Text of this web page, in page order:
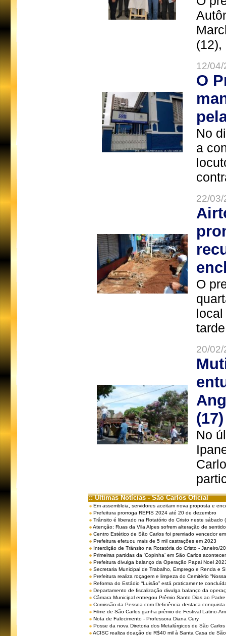
(12),
12/
O
No
a
22/
O
20/
(17)
No
:: Últimas Notícias - São Carlos Oficial
Em assembleia, servidores aceitam nova proposta e
Prefeitura prorroga REFIS 2024 até 20 de dezembro
Trânsito é liberado na Rotatório do Cristo neste sábado
Atenção: Ruas da Vila Alpes sofrem alteração de
Centro Estético de São Carlos foi premiado vencedor
Prefeitura efetuou mais de 5 mil castrações em 2023
Interdição de Trânsito na Rotatória do Cristo - Janeiro/
Primeiras partidas da ‘Copinha’ em São Carlos
Prefeitura divulga balanço da Operação Papai Noel
Secretaria Municipal de Trabalho, Emprego e Renda e
Prefeitura realiza roçagem e limpeza do Cemitério
Reforma do Estádio “Luisão” está praticamente
Departamento de fiscalização divulga balanço da
Câmara Municipal entregou Prêmio Santo Dias ao
Comissão da Pessoa com Deficiência destaca
Filme de São Carlos ganha prêmio de Festival Latino-
Nota de Falecimento - Professora Diana Cury
Posse da nova Diretoria dos Metalúrgicos de São
ACISC realiza doação de R$40 mil à Santa Casa de